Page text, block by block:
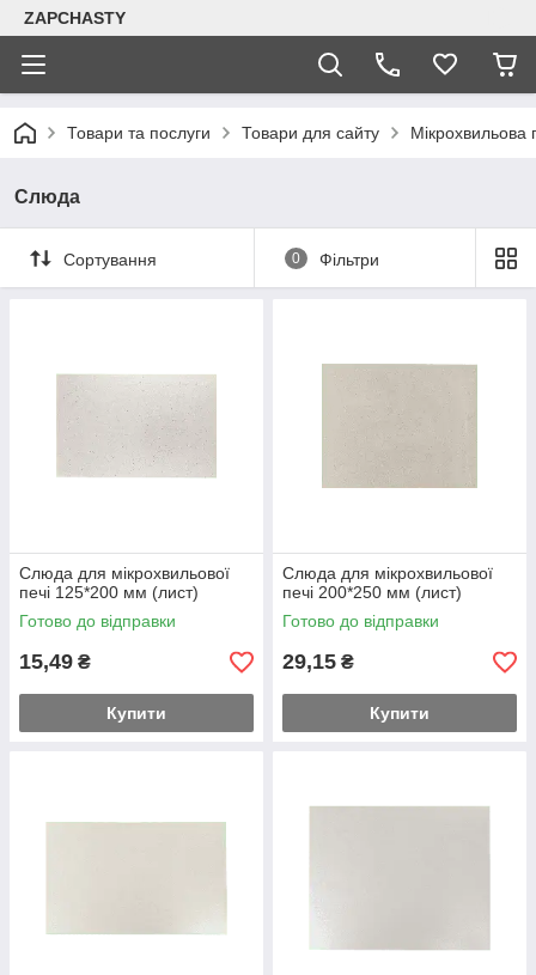
ZAPCHASTY
Товари та послуги Товари для сайту Мікрохвильова
Слюда
Сортування 0 Фільтри
Слюда для мікрохвильової
печі 125*200 мм (лист)
Готово до відправки
15,49 ₴
Купити
Слюда для мікрохвильової
печі 200*250 мм (лист)
Готово до відправки
29,15 ₴
Купити